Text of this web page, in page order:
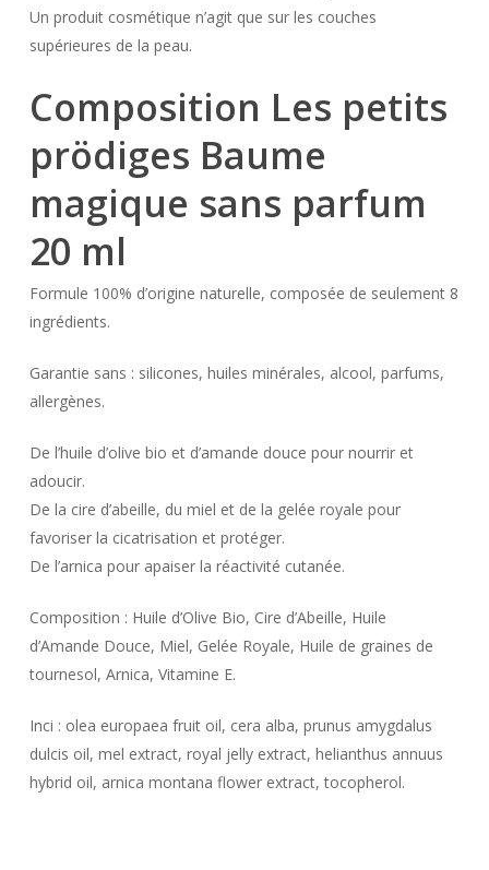
Un produit cosmétique n’agit que sur les couches
supérieures de la peau.
Composition Les petits
prödiges Baume
magique sans parfum
20 ml
Formule 100% d’origine naturelle, composée de seulement 8
ingrédients.
Garantie sans : silicones, huiles minérales, alcool, parfums,
allergènes.
De l’huile d’olive bio et d’amande douce pour nourrir et
adoucir.
De la cire d’abeille, du miel et de la gelée royale pour
favoriser la cicatrisation et protéger.
De l’arnica pour apaiser la réactivité cutanée.
Composition : Huile d’Olive Bio, Cire d’Abeille, Huile
d’Amande Douce, Miel, Gelée Royale, Huile de graines de
tournesol, Arnica, Vitamine E.
Inci : olea europaea fruit oil, cera alba, prunus amygdalus
dulcis oil, mel extract, royal jelly extract, helianthus annuus
hybrid oil, arnica montana flower extract, tocopherol.